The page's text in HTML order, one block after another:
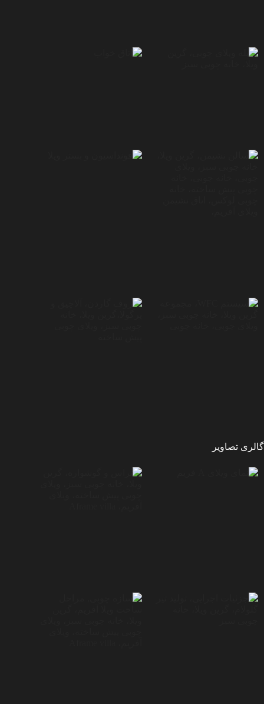
گالری تصاویر